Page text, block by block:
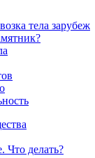
тела зарубеж
Что делать?